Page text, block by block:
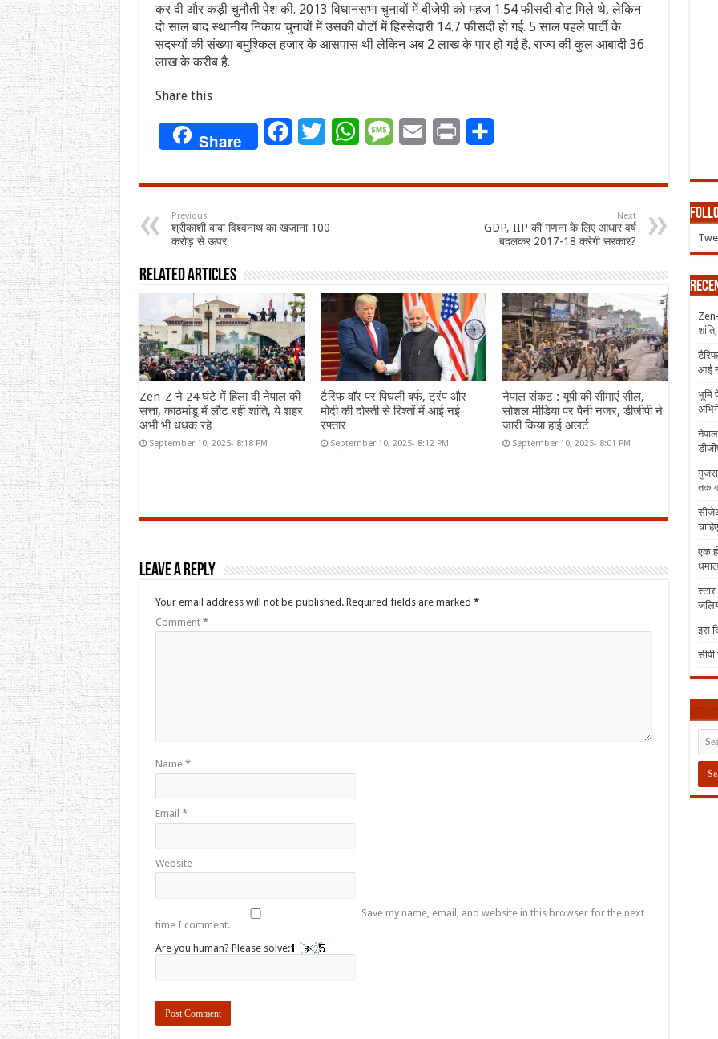
कर दी और कड़ी चुनौती पेश की. 2013 विधानसभा चुनावों में बीजेपी को महज 1.54 फीसदी वोट मिले थे, लेकिन
दो साल बाद स्थानीय निकाय चुनावों में उसकी वोटों में हिस्सेदारी 14.7 फीसदी हो गई. 5 साल पहले पार्टी के
सदस्यों की संख्या बमुश्किल हजार के आसपास थी लेकिन अब 2 लाख के पार हो गई है. राज्य की कुल आबादी 36
लाख के करीब है.
Share this
Share FacebookTwitterWhatsAppMessageEmail Print
Previous
श्रीकाशी बाबा विश्वनाथ का खजाना 100
करोड़ से ऊपर
Next
GDP, IIP की गणना के लिए आधार वर्ष
बदलकर 2017-18 करेगी सरकार?
Related Articles
Zen-Z ने 24 घंटे में हिला दी नेपाल की
सत्ता, काठमांडू में लौट रही शांति, ये शहर
अभी भी धधक रहे
September 10, 2025- 8:18 PM
टैरिफ वॉर पर पिघली बर्फ, ट्रंप और
मोदी की दोस्ती से रिश्तों में आई नई
रफ्तार
September 10, 2025- 8:12 PM
नेपाल संकट : यूपी की सीमाएं सील,
सोशल मीडिया पर पैनी नजर, डीजीपी ने
जारी किया हाई अलर्ट
September 10, 2025- 8:01 PM
Leave a Reply
Your email address will not be published. Required fields are marked *
Comment *
Name *
Email *
Website
Save my name, email, and website in this browser for the next
time I comment.
Are you human? Please solve:
आई
भूमि
तक
एक
इस